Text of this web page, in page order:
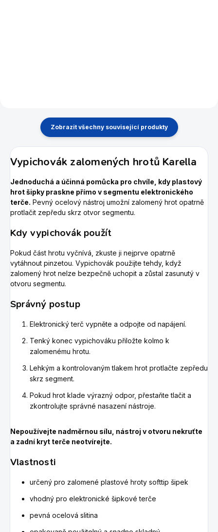
Zobrazit všechny související produkty
Vypichovák zalomených hrotů Karella
Jednoduchá a účinná pomůcka pro chvíle, kdy plastový
hrot šipky praskne přímo v segmentu elektronického
terče. Pevný ocelový nástroj umožní zalomený hrot opatrně
protlačit zepředu skrz otvor segmentu.
Kdy vypichovák použít
Pokud část hrotu vyčnívá, zkuste ji nejprve opatrně
vytáhnout pinzetou. Vypichovák použijte tehdy, když
zalomený hrot nelze bezpečně uchopit a zůstal zasunutý v
otvoru segmentu.
Správný postup
Elektronický terč vypněte a odpojte od napájení.
Tenký konec vypichováku přiložte kolmo k
zalomenému hrotu.
Lehkým a kontrolovaným tlakem hrot protlačte zepředu
skrz segment.
Pokud hrot klade výrazný odpor, přestaňte tlačit a
zkontrolujte správné nasazení nástroje.
Nepoužívejte nadměrnou sílu, nástroj v otvoru nekruťte
a zadní kryt terče neotvírejte.
Vlastnosti
určený pro zalomené plastové hroty softtip šipek
vhodný pro elektronické šipkové terče
pevná ocelová slitina